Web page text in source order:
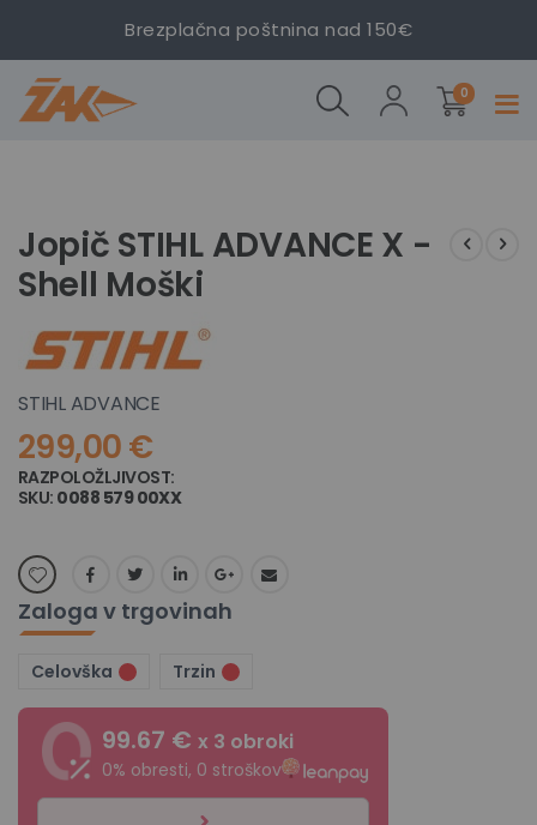
Brezplačna poštnina nad 150€
0izdelki
galerije
slik
ADVANCE
X - Shell
ADVANCE
X - Shell
začetek
galerije
slik
Jopič STIHL ADVANCE X -
Shell Moški
STIHL ADVANCE
299,00 €
RAZPOLOŽLJIVOST:
SKU 0088 579 00XX
Zaloga v trgovinah
Celovška Trzin
99.67 € x 3 obroki
0% obresti, 0 stroškov